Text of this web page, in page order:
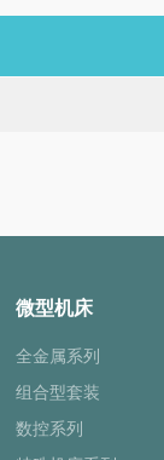
微型机床
全金属系列
组合型套装
数控系列